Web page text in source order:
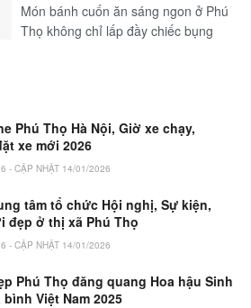
Món bánh cuốn ăn sáng ngon ở Phú
Thọ không chỉ lấp đầy chiếc bụng
Phú Thọ Hà Nội, Giờ xe chạy,
xe mới 2026
- CẬP NHẬT 14/01/2026
tâm tổ chức Hội nghị, Sự kiện,
đẹp ở thị xã Phú Thọ
- CẬP NHẬT 14/01/2026
Phú Thọ đăng quang Hoa hậu Sinh
Việt Nam 2025